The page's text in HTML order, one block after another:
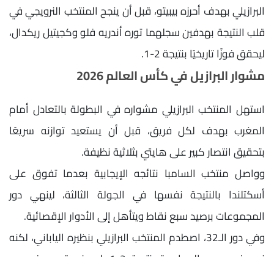
البرازيلي بهدف أحرزه بيبيتو، قبل أن ينجح المنتخب النرويجي في
قلب النتيجة بهدفين سجلهما توره أندريه فلو وكجيتيل ريكدال،
ليحقق فوزًا تاريخيًا بنتيجة 2-1.
مشوار البرازيل في كأس العالم 2026
استهل المنتخب البرازيلي مشواره في البطولة بالتعادل أمام
المغرب بهدف لكل فريق، قبل أن يستعيد توازنه سريعًا
بتحقيق انتصار كبير على هايتي بثلاثية نظيفة.
وواصل منتخب السامبا نتائجه الإيجابية بعدما تفوق على
أسكتلندا بالنتيجة نفسها في الجولة الثالثة، لينهي دور
المجموعات برصيد سبع نقاط ويتأهل إلى الأدوار الإقصائية.
وفي دور الـ32، اصطدم المنتخب البرازيلي بنظيره الياباني، لكنه